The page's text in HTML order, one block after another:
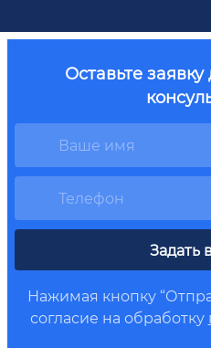
Оставьте
Нажимая кнопку
согласие на обработку